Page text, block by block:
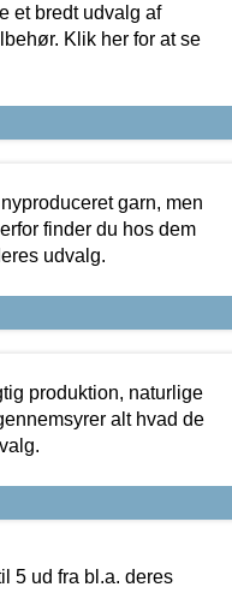
et bredt udvalg af
Klik her for at se
garn, men
finder du hos dem
udvalg.
produktion, naturlige
alt hvad de
5 ud fra bl.a. deres